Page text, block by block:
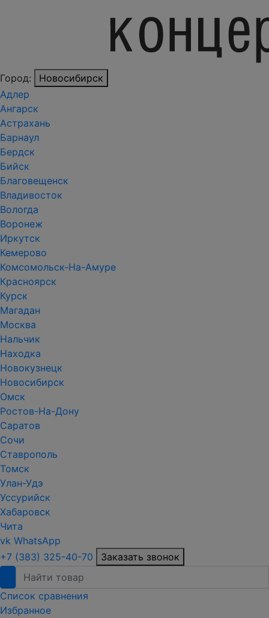
Город:
Новосибирск
Адлер
Ангарск
Астрахань
Барнаул
Бердск
Бийск
Благовещенск
Владивосток
Вологда
Воронеж
Иркутск
Кемерово
Комсомольск-На-Амуре
Красноярск
Курск
Магадан
Москва
Нальчик
Находка
Новокузнецк
Новосибирск
Омск
Ростов-На-Дону
Саратов
Сочи
Ставрополь
Томск
Улан-Удэ
Уссурийск
Хабаровск
Чита
vk WhatsApp
+7 (383) 325-40-70
Заказать звонок
Список сравнения
Избранное